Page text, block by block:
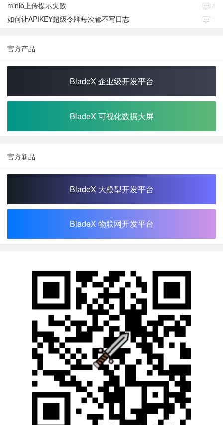
minio上传提示失败 1
如何让APIKEY超级令牌每次都不写日志 1
官方产品
BladeX 企业级开发平台
BladeX 可视化数据大屏
官方新品
BladeX 大模型开发平台
BladeX 物联网开发平台